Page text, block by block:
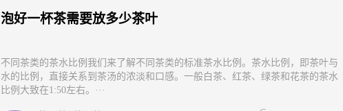
泡好一杯茶需要放多少茶叶
不同茶类的茶水比例我们来了解不同茶类的标准茶水比例。茶水比例，即茶叶与
水的比例，直接关系到茶汤的浓淡和口感。一般白茶、红茶、绿茶和花茶的茶水
比例大致在1:50左右。···